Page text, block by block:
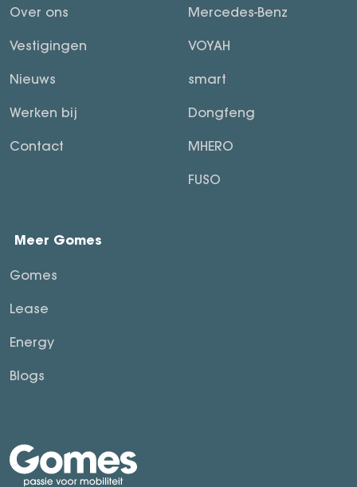
Over ons
Vestigingen
Nieuws
Werken bij
Contact
Mercedes-Benz
VOYAH
smart
Dongfeng
MHERO
FUSO
Meer Gomes
Gomes
Lease
Energy
Blogs